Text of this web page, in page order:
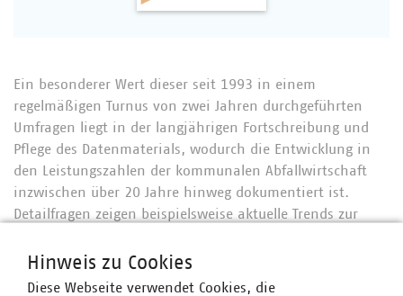
Ein besonderer Wert dieser seit 1993 in einem
regelmäßigen Turnus von zwei Jahren durchgeführten
Umfragen liegt in der langjährigen Fortschreibung und
Pflege des Datenmaterials, wodurch die Entwicklung in
den Leistungszahlen der kommunalen Abfallwirtschaft
inzwischen über 20 Jahre hinweg dokumentiert ist.
Detailfragen zeigen beispielsweise aktuelle Trends zur
zur Ausstattung bei der Fahrzeugtechnik. Anhand der
Kerndaten zu Fahrzeugbesatzung, Anzahl der
Hinweis zu Cookies
Diese Webseite verwendet Cookies, die